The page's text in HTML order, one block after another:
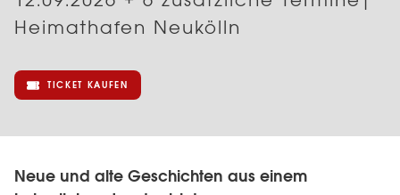
Heimathafen Neukölln
TICKET KAUFEN
Neue und alte Geschichten aus einem